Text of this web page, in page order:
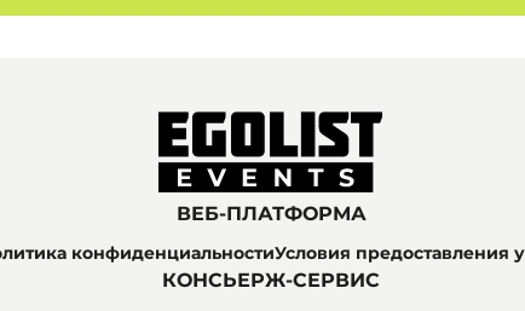
ВЕБ-ПЛАТФОРМА
конфиденциальностиУсловия предоставления
КОНСЬЕРЖ-СЕРВИС